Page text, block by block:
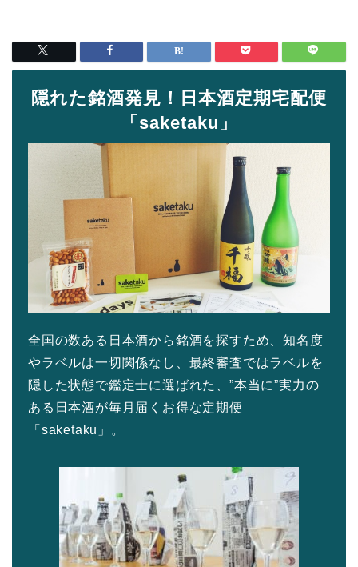
隠れた銘酒発見！日本酒定期宅配便
「saketaku」
全国の数ある日本酒から銘酒を探すため、知名度
やラベルは一切関係なし、最終審査ではラベルを
隠した状態で鑑定士に選ばれた、”本当に”実力の
ある日本酒が毎月届くお得な定期便
「saketaku」。